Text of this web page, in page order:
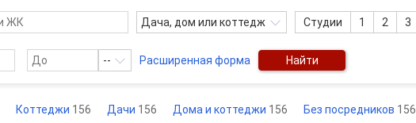
Дача, дом или коттедж Студии 1 2 3
-- Расширенная форма Найти
Коттеджи 156 Дачи 156 Дома и коттеджи 156 Без посредников 156